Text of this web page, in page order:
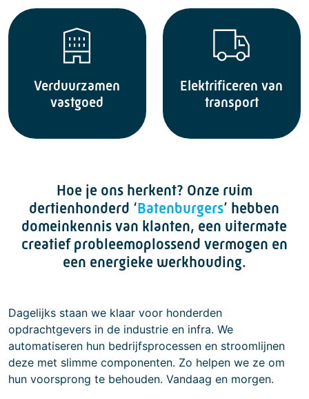
Verduurzamen
vastgoed
Elektrificeren van
transport
Hoe je ons herkent? Onze ruim
dertienhonderd ‘Batenburgers’ hebben
domeinkennis van klanten, een uitermate
creatief probleemoplossend vermogen en
een energieke werkhouding.
Dagelijks staan we klaar voor honderden
opdrachtgevers in de industrie en infra. We
automatiseren hun bedrijfsprocessen en stroomlijnen
deze met slimme componenten. Zo helpen we ze om
hun voorsprong te behouden. Vandaag en morgen.